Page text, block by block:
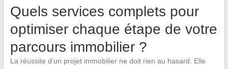
Quels services complets pour
optimiser chaque étape de votre
parcours immobilier ?
La réussite d’un projet immobilier ne doit rien au hasard. Elle